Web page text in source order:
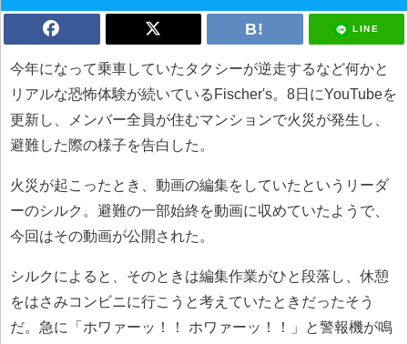
LINE
今年になって乗車していたタクシーが逆走するなど何かと
リアルな恐怖体験が続いているFischer's。8日にYouTubeを
更新し、メンバー全員が住むマンションで火災が発生し、
避難した際の様子を告白した。
火災が起こったとき、動画の編集をしていたというリーダ
ーのシルク。避難の一部始終を動画に収めていたようで、
今回はその動画が公開された。
シルクによると、そのときは編集作業がひと段落し、休憩
をはさみコンビニに行こうと考えていたときだったそう
だ。急に「ホワァーッ！！ ホワァーッ！！」と警報機が鳴